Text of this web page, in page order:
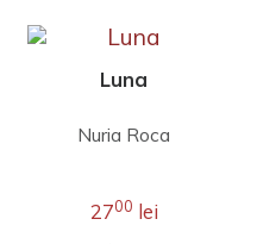
Luna
Nuria Roca
2700 lei